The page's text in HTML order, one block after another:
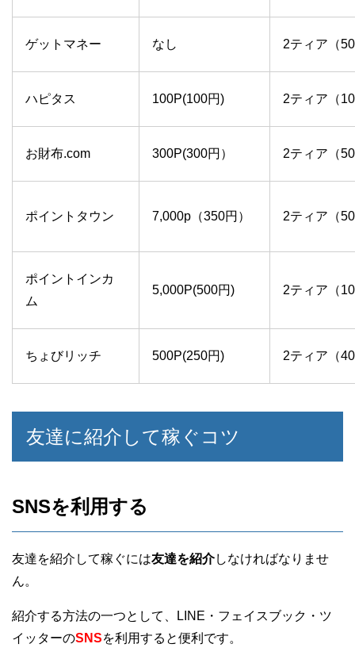
ゲットマネー なし 2ティア（
ハピタス 100P(100円) 2ティア（
お財布.com 300P(300円） 2ティア（
ポイントタウン 7,000p（350円） 2ティア（
ポイントインカ
ム
5,000P(500円) 2ティア（
ちょびリッチ 500P(250円) 2ティア（
友達に紹介して稼ぐコツ
SNSを利用する
友達を紹介して稼ぐには友達を紹介しなければなりませ
ん。
紹介する方法の一つとして、LINE・フェイスブック・ツ
イッターのSNSを利用すると便利です。